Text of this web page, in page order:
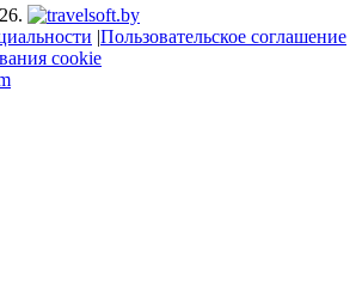
|Пользовательское соглашение
cookie